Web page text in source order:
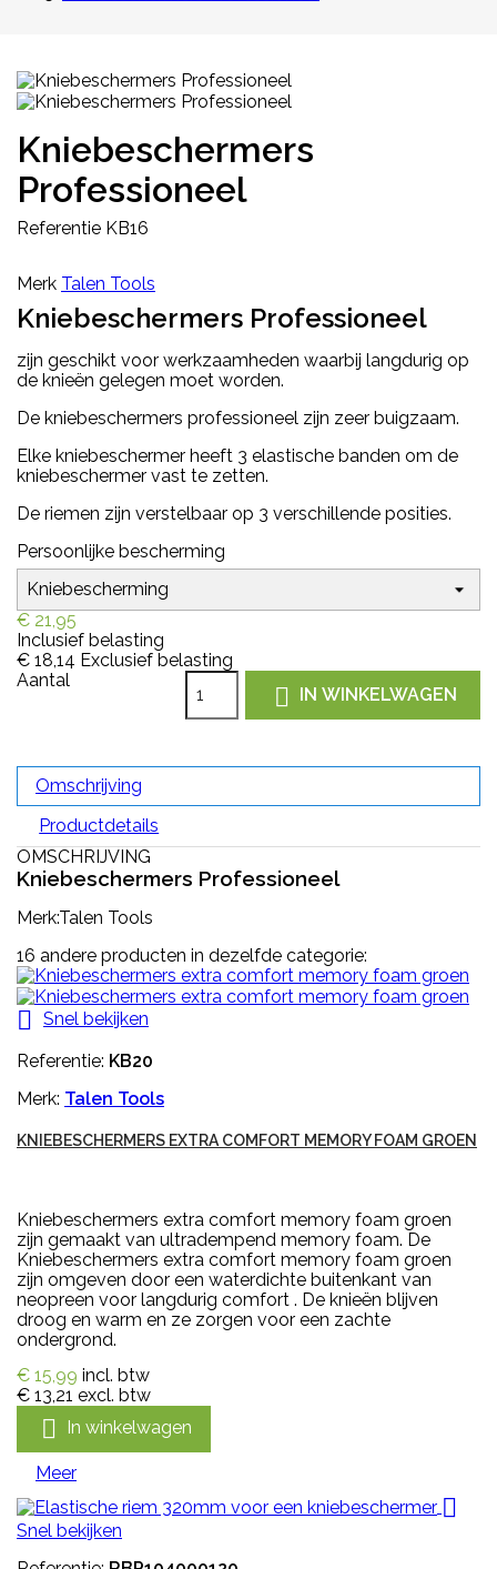
Kniebeschermers
Professioneel
Referentie KB16
Merk Talen Tools
Kniebeschermers Professioneel
zijn geschikt voor werkzaamheden waarbij langdurig op
de knieën gelegen moet worden.
De kniebeschermers professioneel zijn zeer buigzaam.
Elke kniebeschermer heeft 3 elastische banden om de
kniebeschermer vast te zetten.
De riemen zijn verstelbaar op 3 verschillende posities.
Persoonlijke bescherming
€ 21,95
Inclusief belasting
€ 18,14 Exclusief belasting
Aantal
 IN WINKELWAGEN
Omschrijving
Productdetails
OMSCHRIJVING
Kniebeschermers Professioneel
Merk:Talen Tools
16 andere producten in dezelfde categorie:

Snel bekijken
Referentie: KB20
Merk: Talen Tools
KNIEBESCHERMERS EXTRA COMFORT MEMORY FOAM GROEN
Kniebeschermers extra comfort memory foam groen
zijn gemaakt van ultradempend memory foam. De
Kniebeschermers extra comfort memory foam groen
zijn omgeven door een waterdichte buitenkant van
neopreen voor langdurig comfort . De knieën blijven
droog en warm en ze zorgen voor een zachte
ondergrond.
€ 15,99 incl. btw
€ 13,21 excl. btw
 In winkelwagen
Meer

Snel bekijken